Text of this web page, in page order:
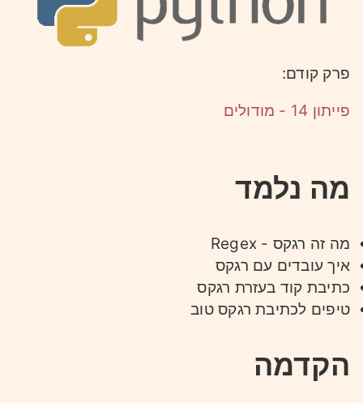
פרק קודם:
פייתון 14 - מודולים
מה נלמד
מה זה רגקס - Regex
איך עובדים עם רגקס
כתיבת קוד בעזרת רגקס
טיפים לכתיבת רגקס טוב
הקדמה